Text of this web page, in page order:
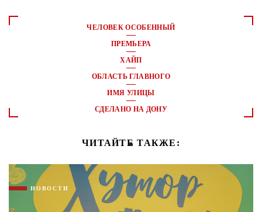
ЧЕЛОВЕК ОСОБЕННЫЙ
ПРЕМЬЕРА
ХАЙП
ОБЛАСТЬ ГЛАВНОГО
ИМЯ УЛИЦЫ
СДЕЛАНО НА ДОНУ
ЧИТАЙТЕ ТАКЖЕ:
НОВОСТИ